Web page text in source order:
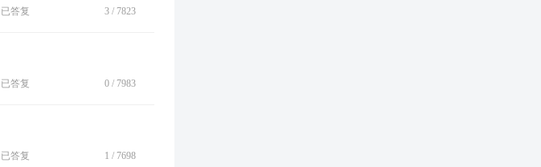
已答复 3 / 7823
已答复 0 / 7983
已答复 1 / 7698